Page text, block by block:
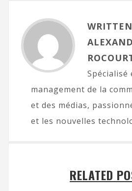
Spécialisé
management de la
et des médias,
et les nouvelles
RELATED